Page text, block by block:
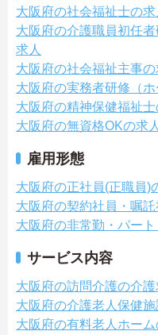
大阪府の社会福祉士の求
大阪府の介護職員初任
求人
大阪府の社会福祉主事の
大阪府の実務者研修（
大阪府の精神保健福祉士
大阪府の無資格OKの求人
雇用形態
大阪府の正社員(正職員)
大阪府の契約社員・嘱
大阪府の非常勤・パー
サービス内容
大阪府の訪問介護の介護
大阪府の介護老人保健
大阪府の有料老人ホーム